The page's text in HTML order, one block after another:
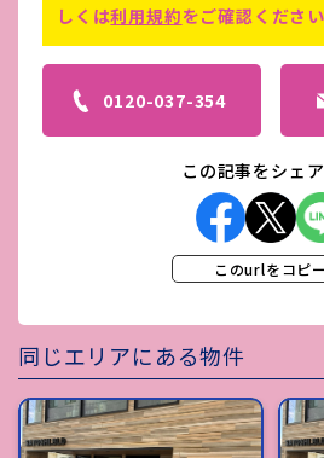
しくは利用規約をご確認ください
0120-037-354
この記事をシェ
このurlをコピー
同じエリアにある物件